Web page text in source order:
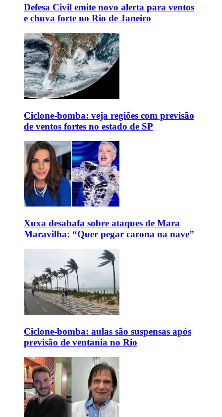
Defesa Civil emite novo alerta para ventos
e chuva forte no Rio de Janeiro
Ciclone-bomba: veja regiões com previsão
de ventos fortes no estado de SP
Xuxa desabafa sobre ataques de Mara
Maravilha: “Quer pegar carona na nave”
Ciclone-bomba: aulas são suspensas após
previsão de ventania no Rio